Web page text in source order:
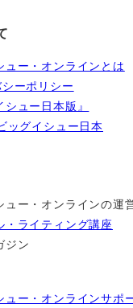
ュー・オンラインとは
ーポリシー
シュー日本版』
ッグイシュー日本
ュー・オンラインの運
・ライティング講座
ジン
ュー・オンラインサポ